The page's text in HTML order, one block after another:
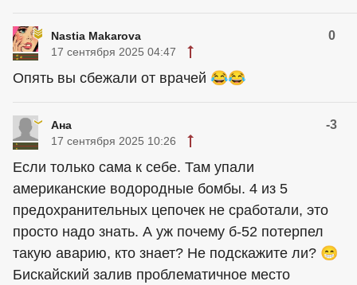
Nastia Makarova 0
17 сентября 2025 04:47
Опять вы сбежали от врачей 😂😂
Ана -3
17 сентября 2025 10:26
Если только сама к себе. Там упали
американские водородные бомбы. 4 из 5
предохранительных цепочек не сработали, это
просто надо знать. А уж почему б-52 потерпел
такую аварию, кто знает? Не подскажите ли? 😁
Бискайский залив проблематичное место